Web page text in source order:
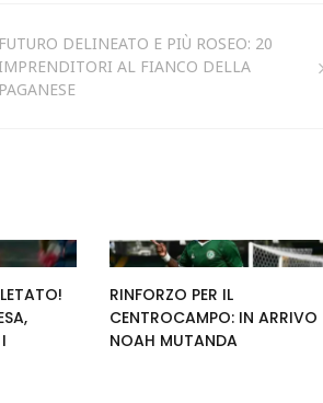
FUTURO DELINEATO E PIÙ ROSEO: 20
AL FIANCO DELLA
PAGANESE
RINFORZO PER IL
CENTROCAMPO: IN ARRIVO
NOAH MUTANDA